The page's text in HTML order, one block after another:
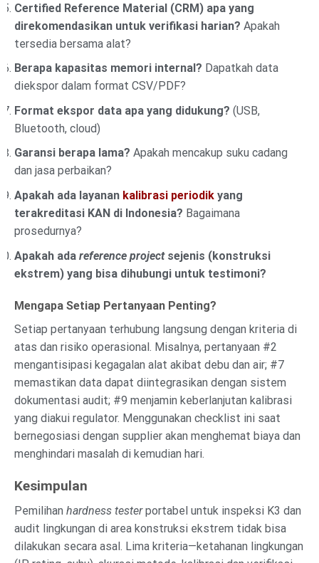
Certified Reference Material (CRM) apa yang
direkomendasikan untuk verifikasi harian? Apakah
tersedia bersama alat?
Berapa kapasitas memori internal? Dapatkah data
diekspor dalam format CSV/PDF?
Format ekspor data apa yang didukung? (USB,
Bluetooth, cloud)
Garansi berapa lama? Apakah mencakup suku cadang
dan jasa perbaikan?
Apakah ada layanan kalibrasi periodik yang
terakreditasi KAN di Indonesia? Bagaimana
prosedurnya?
Apakah ada reference projectsejenis (konstruksi
ekstrem) yang bisa dihubungi untuk testimoni?
Mengapa Setiap Pertanyaan Penting?
Setiap pertanyaan terhubung langsung dengan kriteria di
atas dan risiko operasional. Misalnya, pertanyaan #2
mengantisipasi kegagalan alat akibat debu dan air; #7
memastikan data dapat diintegrasikan dengan sistem
dokumentasi audit; #9 menjamin keberlanjutan kalibrasi
yang diakui regulator. Menggunakan checklist ini saat
bernegosiasi dengan supplier akan menghemat biaya dan
menghindari masalah di kemudian hari.
Kesimpulan
Pemilihan hardness testerportabel untuk inspeksi K3 dan
audit lingkungan di area konstruksi ekstrem tidak bisa
dilakukan secara asal. Lima kriteria—ketahanan lingkungan